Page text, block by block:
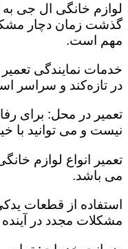
لوازم خانگی ال جی به
گذشت زمان دچار مشکل
مهم است.
خدمات نمایندگی
در تازه‌کند و سراسر
تعمیر در محل: برای
نیست و می توانید با
تعمیر انواع لوازم
می باشد.
استفاده از قطعات
مشکلات مجدد در